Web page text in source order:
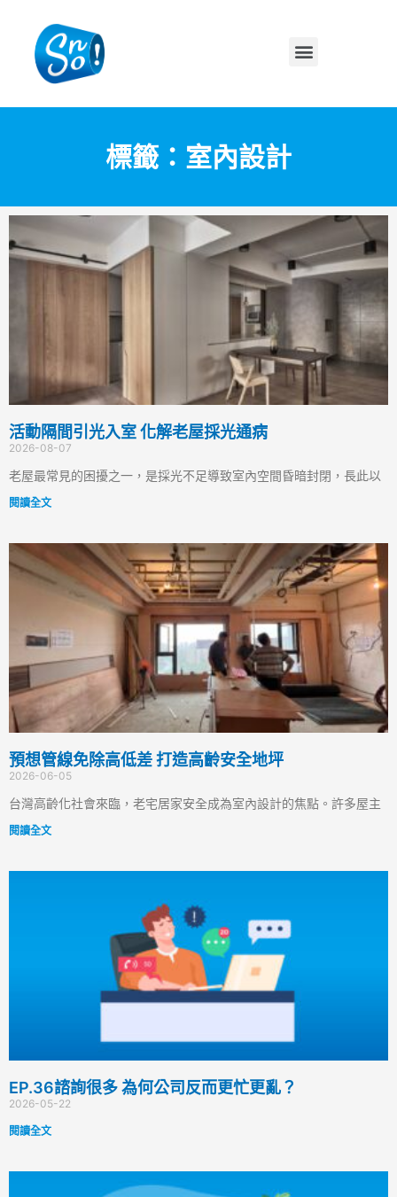
標籤：室內設計
活動隔間引光入室 化解老屋採光通病
2026-08-07
老屋最常見的困擾之一，是採光不足導致室內空間昏暗封閉，長此以
閱讀全文
預想管線免除高低差 打造高齡安全地坪
2026-06-05
台灣高齡化社會來臨，老宅居家安全成為室內設計的焦點。許多屋主
閱讀全文
EP.36諮詢很多 為何公司反而更忙更亂？
2026-05-22
閱讀全文